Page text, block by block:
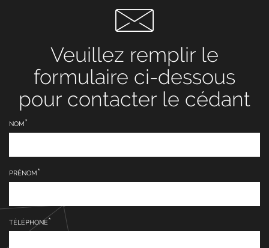
Veuillez remplir le
formulaire ci-dessous
pour contacter le cédant
NOM
PRÉNOM
TÉLÉPHONE